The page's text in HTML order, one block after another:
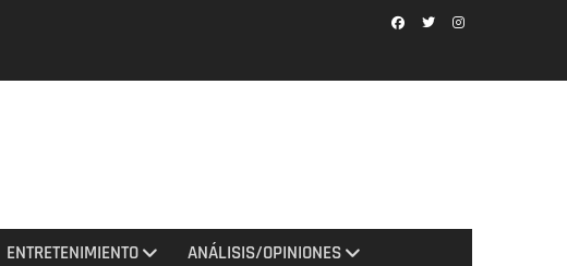
ENTRETENIMIENTO ANÁLISIS/OPINIONES